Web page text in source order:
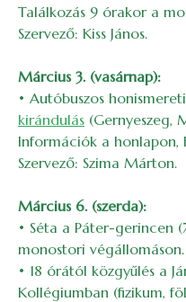
Találkozás 9 órakor a
Szervező: Kiss János.
Március 3. (vasárnap):
• Autóbuszos
kirándulás (Gernyeszeg,
Információk a honlapon,
Szervező: Szima Márton.
Március 6. (szerda):
• Séta a Páter-gerincen
monostori végállomáson.
• 18 órától közgyűlés a
Kollégiumban (fizikum,